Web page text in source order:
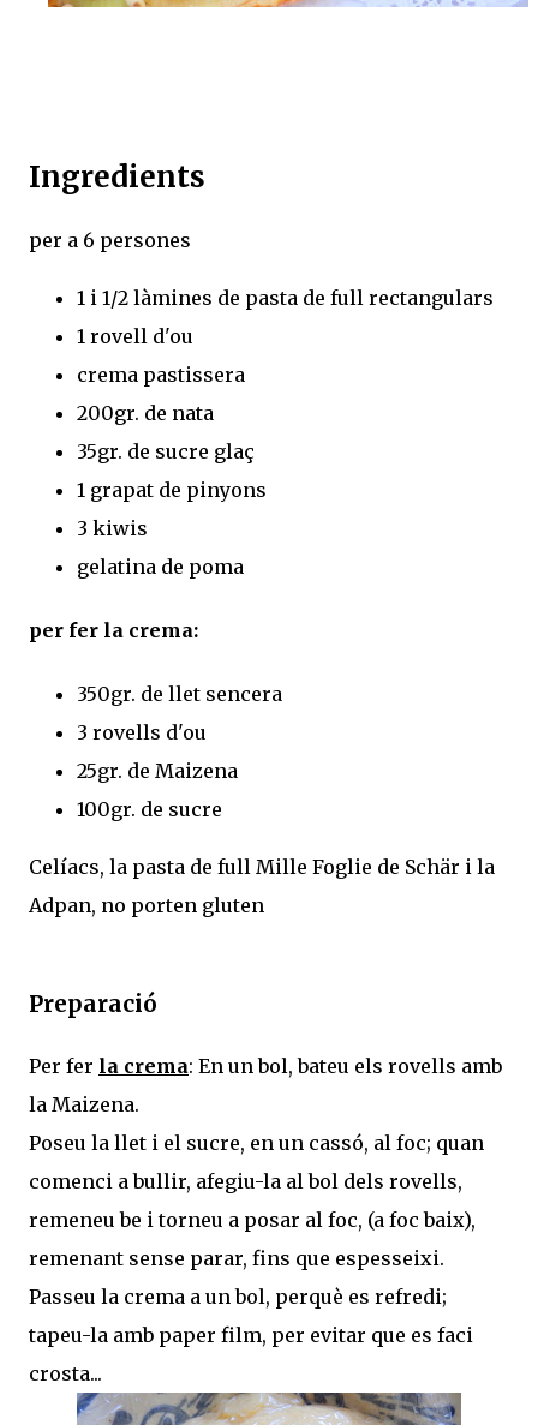
Ingredients
per a 6 persones
1 i 1/2 làmines de pasta de full rectangulars
1 rovell d'ou
crema pastissera
200gr. de nata
35gr. de sucre glaç
1 grapat de pinyons
3 kiwis
gelatina de poma
per fer la crema:
350gr. de llet sencera
3 rovells d'ou
25gr. de Maizena
100gr. de sucre
Celíacs, la pasta de full Mille Foglie de Schär i la
Adpan, no porten gluten
Preparació
Per fer la crema: En un bol, bateu els rovells amb
la Maizena.
Poseu la llet i el sucre, en un cassó, al foc; quan
comenci a bullir, afegiu-la al bol dels rovells,
remeneu be i torneu a posar al foc, (a foc baix),
remenant sense parar, fins que espesseixi.
Passeu la crema a un bol, perquè es refredi;
tapeu-la amb paper film, per evitar que es faci
crosta...